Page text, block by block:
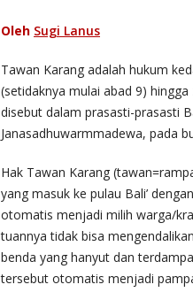
Oleh Sugi Lanus
Tawan Karang adalah hukum
(setidaknya mulai abad 9)
disebut dalam prasasti-prasasti
Janasadhuwarmmadewa, pada
Hak Tawan Karang
yang masuk ke pulau Bali’
otomatis menjadi milih warga/
tuannya tidak bisa
benda yang hanyut dan
tersebut otomatis menjadi